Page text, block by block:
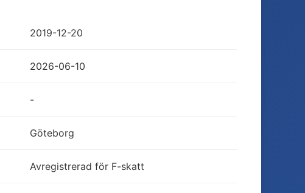
2019-12-20
2026-06-10
-
Göteborg
Avregistrerad för F-skatt